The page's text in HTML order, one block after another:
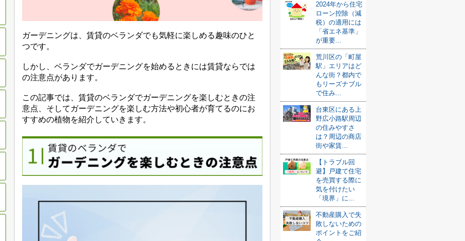
ガーデニングは、賃貸のベランダでも気軽に楽しめる趣味のひと
つです。
しかし、ベランダでガーデニングを始めるときには賃貸ならでは
の注意点があります。
この記事では、賃貸のベランダでガーデニングを楽しむときの注
意点、そしてガーデニングを楽しむ方法や初心者が育てるのにお
すすめの植物を紹介していきます。
2024年から住宅
ローン控除（減
税）の適用には
「省エネ基準」
が重要...
荒川区の「町屋
駅」エリアはど
んな街？都内で
もリーズナブル
で住み...
台東区にある上
野広小路駅周辺
の住みやすさ
は？周辺の商店
街や家賃...
【トラブル回
避】戸建て住宅
を売買する際に
気を付けたい
「境界」に...
不動産購入で失
敗しないための
ポイントをご紹